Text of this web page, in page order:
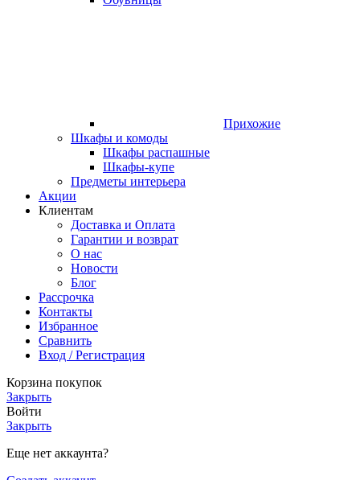
Прихожие
Шкафы и комоды
Шкафы распашные
Шкафы-купе
Предметы интерьера
Акции
Клиентам
Доставка и Оплата
Гарантии и возврат
О нас
Новости
Блог
Рассрочка
Контакты
Избранное
Сравнить
Вход / Регистрация
Корзина покупок
Закрыть
Войти
Закрыть
Еще нет аккаунта?